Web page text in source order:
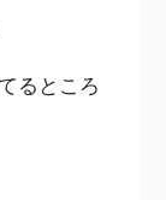
るところ